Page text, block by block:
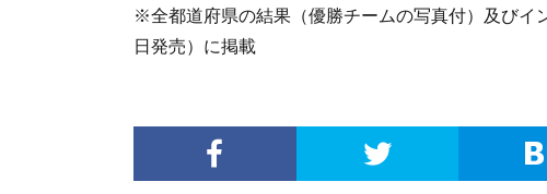
※全都道府県の結果（優勝チームの写真付）及びイ
日発売）に掲載